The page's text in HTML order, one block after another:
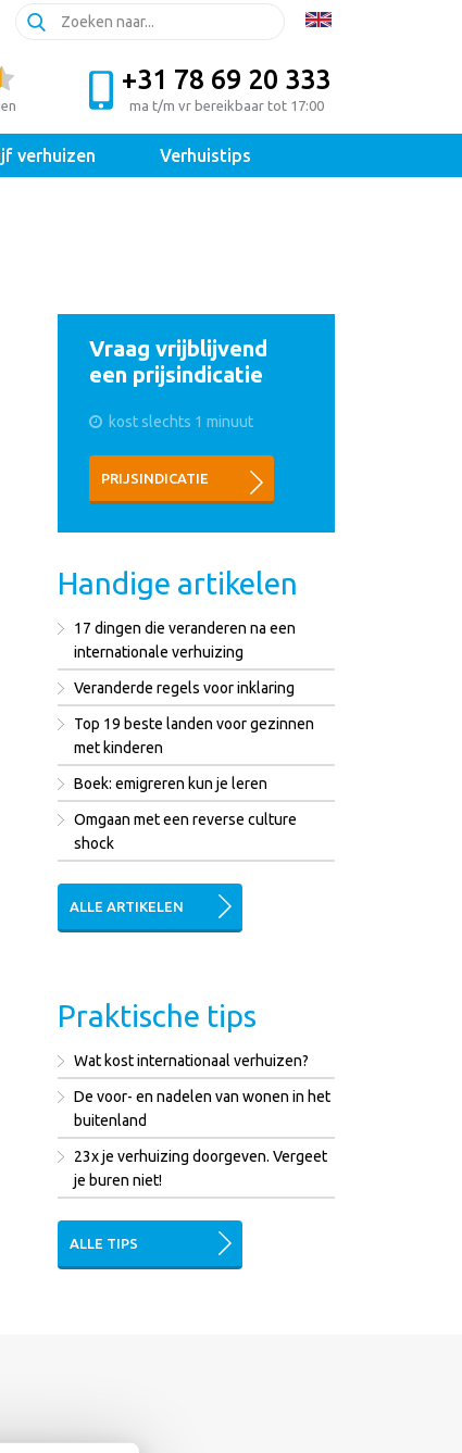
+31 78 69 20 333
ma t/m vr bereikbaar tot 17:00
verhuizen Verhuistips
Vraag vrijblijvend
een prijsindicatie
kost slechts 1 minuut
PRIJSINDICATIE
Handige artikelen
17 dingen die veranderen na een
internationale verhuizing
Veranderde regels voor inklaring
Top 19 beste landen voor gezinnen
met kinderen
Boek: emigreren kun je leren
Omgaan met een reverse culture
shock
ALLE ARTIKELEN
Praktische tips
Wat kost internationaal verhuizen?
De voor- en nadelen van wonen in het
buitenland
23x je verhuizing doorgeven. Vergeet
je buren niet!
ALLE TIPS